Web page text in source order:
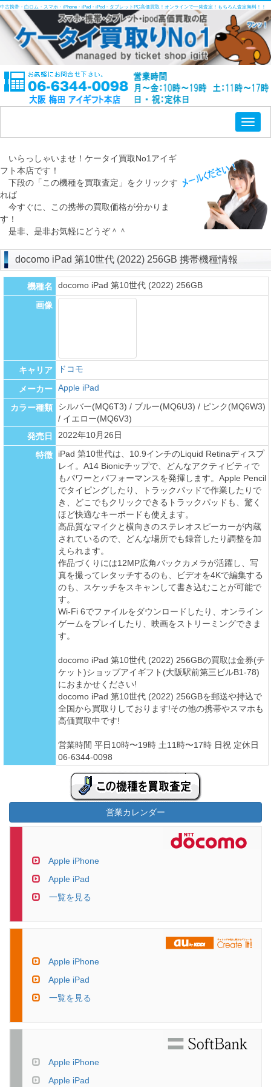
中古携帯・白ロム・スマホ・iPhone・iPad・iPod・タブレットPC高価買取！オンラインで一発査定！もちろん査定無料！！
いらっしゃいませ！ケータイ買取No1アイギ
フト本店です！
下段の「この機種を買取査定」をクリックす
れば
今すぐに、この携帯の買取価格が分かりま
す！
是非、是非お気軽にどうぞ＾＾
docomo iPad 第10世代 (2022) 256GB 携帯機種情報
機種名 docomo iPad 第10世代 (2022) 256GB
画像
キャリア ドコモ
メーカー Apple iPad
カラー種類
シルバー(MQ6T3) / ブルー(MQ6U3) / ピンク(MQ6W3)
/ イエロー(MQ6V3)
発売日
2022年10月26日
特徴
iPad 第10世代は、10.9インチのLiquid Retinaディスプ
レイ。A14 Bionicチップで、どんなアクティビティで
もパワーとパフォーマンスを発揮します。Apple Pencil
でタイピングしたり、トラックパッドで作業したりで
き、どこでもクリックできるトラックパッドも、驚く
ほど快適なキーボードも使えます。
高品質なマイクと横向きのステレオスピーカーが内蔵
されているので、どんな場所でも録音したり調整を加
えられます。
作品づくりには12MP広角バックカメラが活躍し、写
真を撮ってレタッチするのも、ビデオを4Kで編集する
のも、スケッチをスキャンして書き込むことが可能で
す。
Wi-Fi 6でファイルをダウンロードしたり、オンライン
ゲームをプレイしたり、映画をストリーミングできま
す。
docomo iPad 第10世代 (2022) 256GBの買取は金券(チ
ケット)ショップアイギフト(大阪駅前第三ビルB1-78)
におまかせください!
docomo iPad 第10世代 (2022) 256GBを郵送や持込で
全国から買取りしております!その他の携帯やスマホも
高価買取中です!
営業時間 平日10時〜19時 土11時〜17時 日祝 定休日
06-6344-0098
営業カレンダー
Apple iPhone
Apple iPad
一覧を見る
Apple iPhone
Apple iPad
一覧を見る
Apple iPhone
Apple iPad